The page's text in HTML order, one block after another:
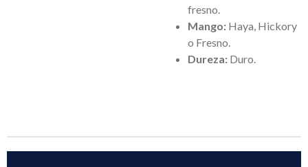
fresno.
Mango: Haya, Hickory
o Fresno.
Dureza: Duro.